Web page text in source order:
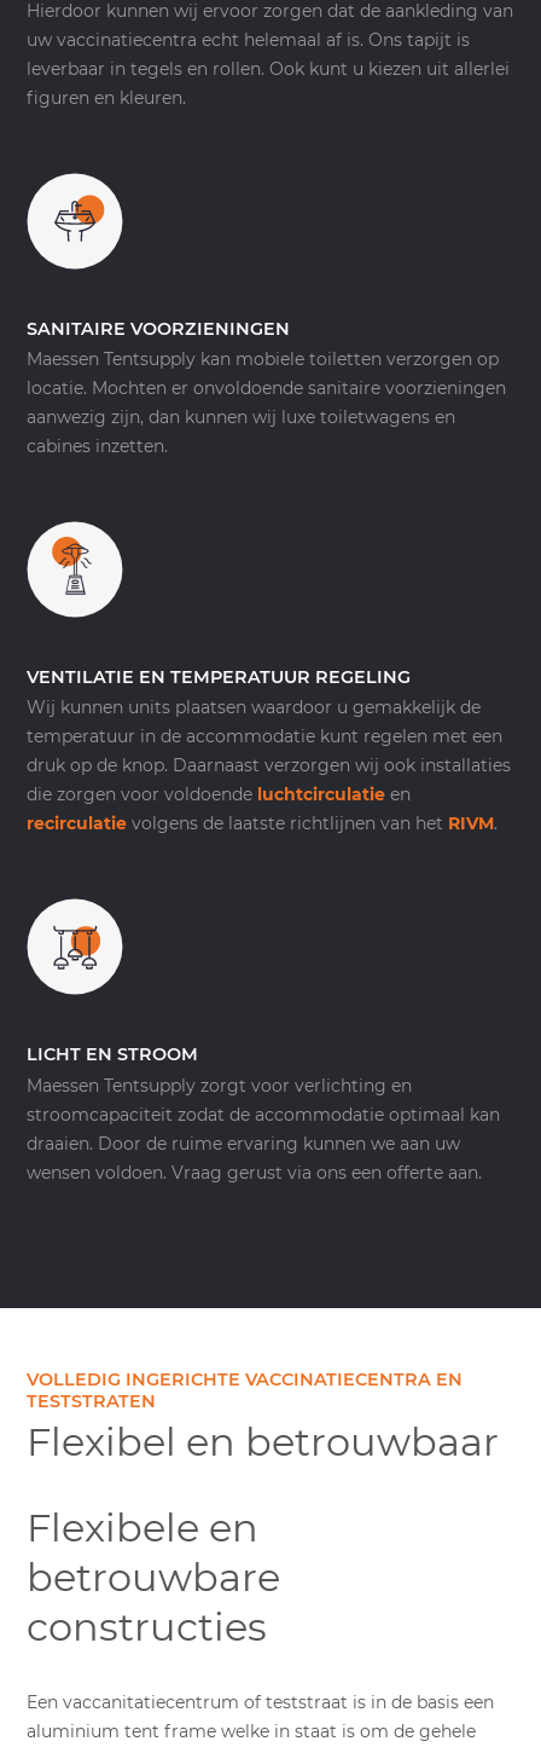
Hierdoor kunnen wij ervoor zorgen dat de aankleding van
uw vaccinatiecentra echt helemaal af is. Ons tapijt is
leverbaar in tegels en rollen. Ook kunt u kiezen uit allerlei
figuren en kleuren.
SANITAIRE VOORZIENINGEN
Maessen Tentsupply kan mobiele toiletten verzorgen op
locatie. Mochten er onvoldoende sanitaire voorzieningen
aanwezig zijn, dan kunnen wij luxe toiletwagens en
cabines inzetten.
VENTILATIE EN TEMPERATUUR REGELING
Wij kunnen units plaatsen waardoor u gemakkelijk de
temperatuur in de accommodatie kunt regelen met een
druk op de knop. Daarnaast verzorgen wij ook installaties
die zorgen voor voldoende luchtcirculatie en
recirculatie volgens de laatste richtlijnen van het RIVM.
LICHT EN STROOM
Maessen Tentsupply zorgt voor verlichting en
stroomcapaciteit zodat de accommodatie optimaal kan
draaien. Door de ruime ervaring kunnen we aan uw
wensen voldoen. Vraag gerust via ons een offerte aan.
VOLLEDIG INGERICHTE VACCINATIECENTRA EN
TESTSTRATEN
Flexibel en betrouwbaar
Flexibele en
betrouwbare
constructies
Een vaccanitatiecentrum of teststraat is in de basis een
aluminium tent frame welke in staat is om de gehele